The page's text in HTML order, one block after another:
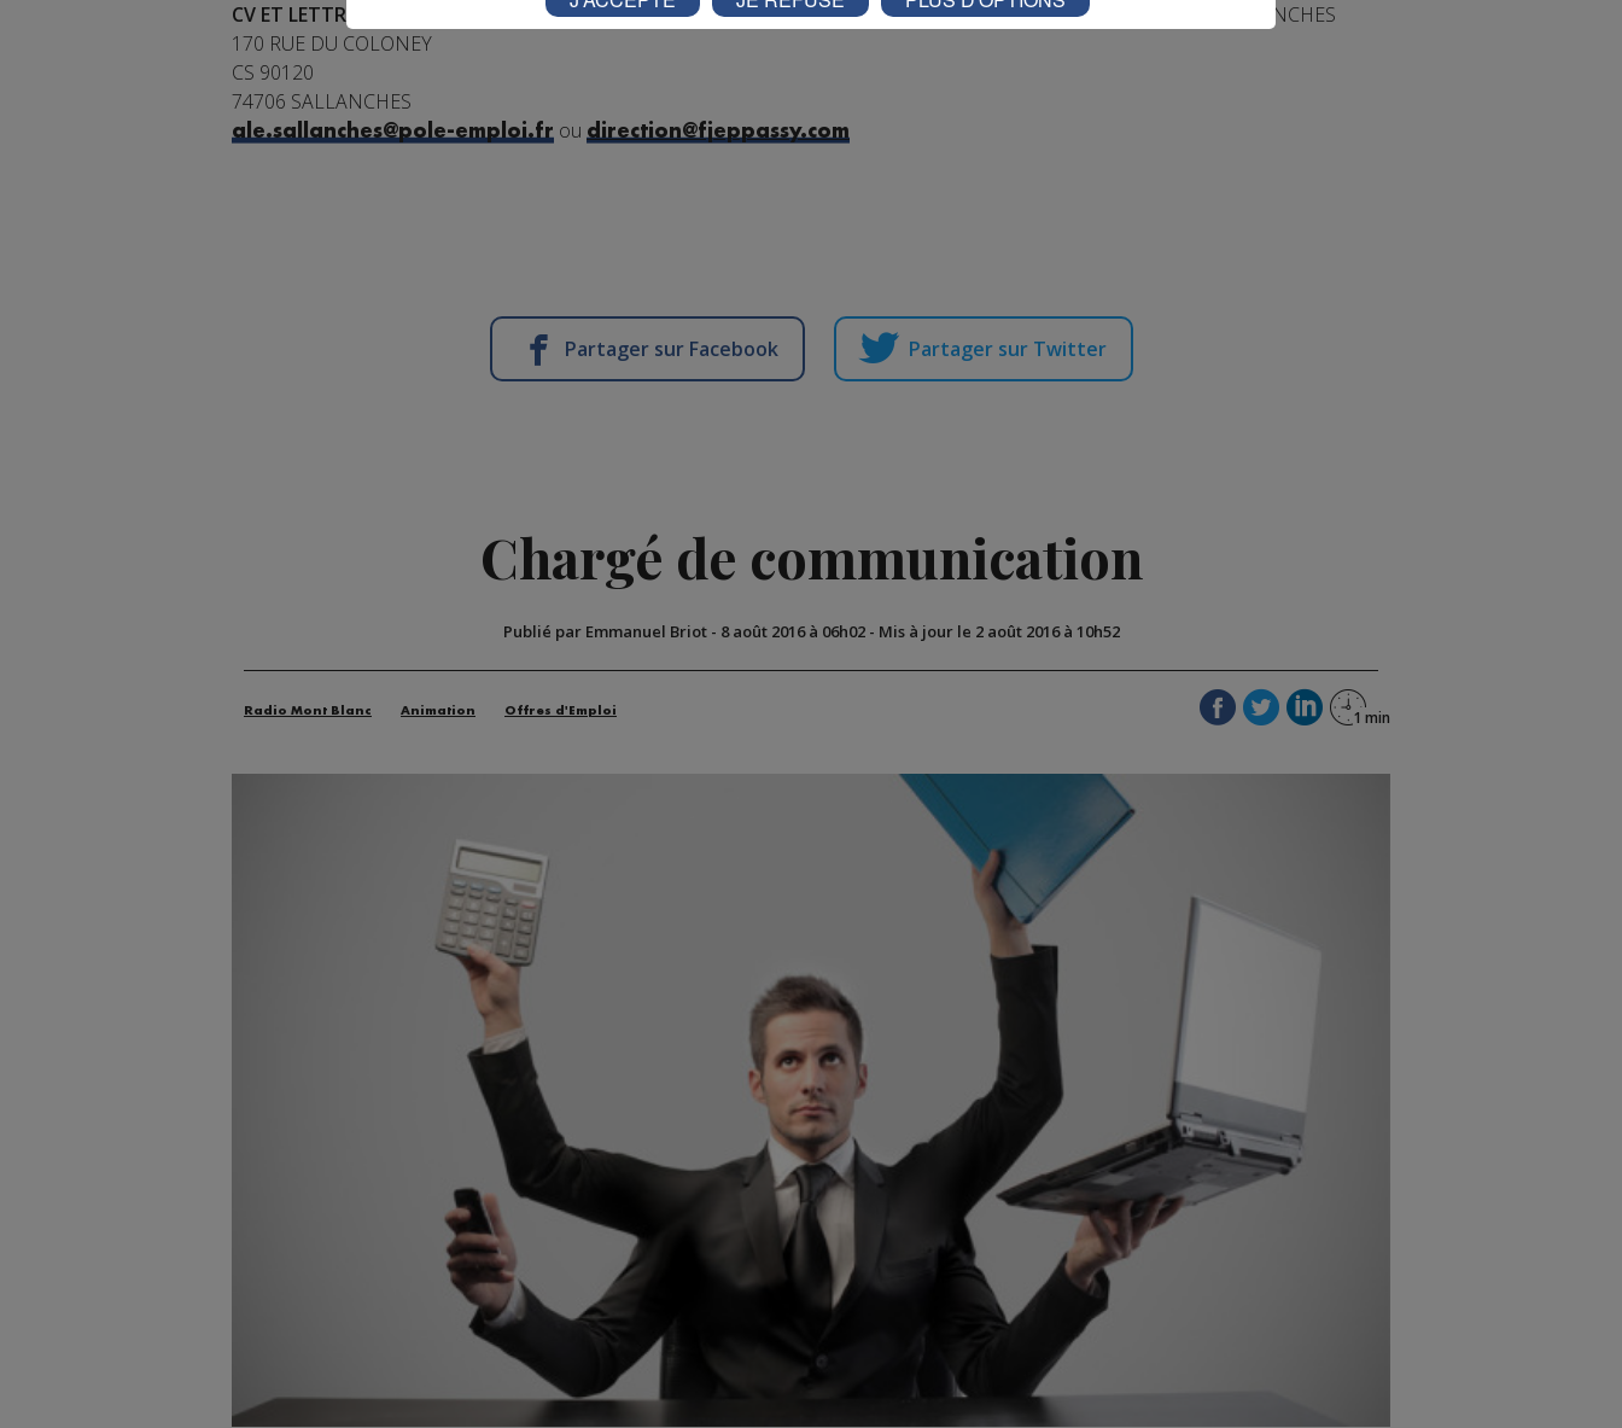
CV ET LETTRE DE MOTIVATION à adresser: Envoyer votre CV par courrier ou par mail à l'agence PE 74055 - ALE SALLANCHES
170 RUE DU COLONEY
CS 90120
74706 SALLANCHES
ale.sallanches@pole-emploi.fr ou direction@fjeppassy.com
Partager sur Facebook Partager sur Twitter
Chargé de communication
Publié par Emmanuel Briot- 8 août 2016 à 06h02- Mis à jour le 2 août 2016 à 10h52
Radio Mont Blanc Animation Offres d'Emploi